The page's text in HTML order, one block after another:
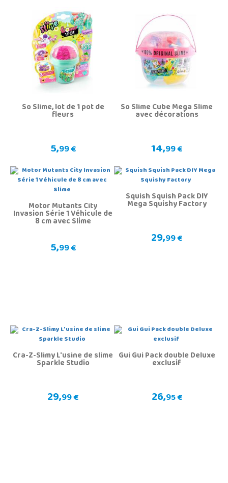
So Slime, lot de 1 pot de
fleurs
5,99 €
So Slime Cube Mega Slime
avec décorations
14,99 €
Motor Mutants City
Invasion Série 1 Véhicule de
8 cm avec Slime
5,99 €
Squish Squish Pack DIY
Mega Squishy Factory
29,99 €
Cra-Z-Slimy L'usine de slime
Sparkle Studio
29,99 €
Gui Gui Pack double Deluxe
exclusif
26,95 €